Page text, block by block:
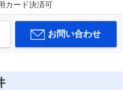
カード決済可
お問い合わせ